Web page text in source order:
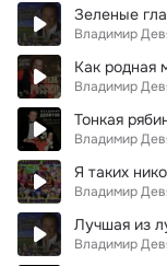
Зеленые
Владимир
Как родная
Владимир
Тонкая
Владимир
Я таких
Владимир
Лучшая из
Владимир